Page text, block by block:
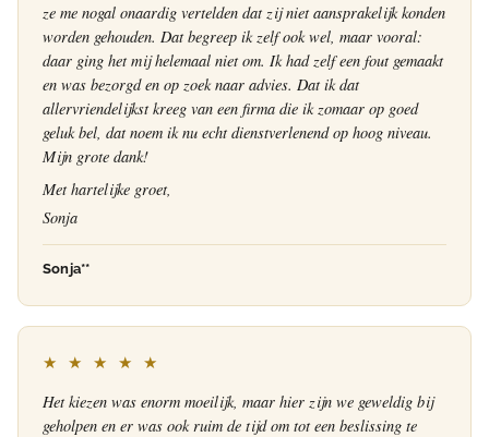
ze me nogal onaardig vertelden dat zij niet aansprakelijk konden
worden gehouden. Dat begreep ik zelf ook wel, maar vooral:
daar ging het mij helemaal niet om. Ik had zelf een fout gemaakt
en was bezorgd en op zoek naar advies. Dat ik dat
allervriendelijkst kreeg van een firma die ik zomaar op goed
geluk bel, dat noem ik nu echt dienstverlenend op hoog niveau.
Mijn grote dank!
Met hartelijke groet,
Sonja
Sonja**
★ ★ ★ ★ ★
Het kiezen was enorm moeilijk, maar hier zijn we geweldig bij
geholpen en er was ook ruim de tijd om tot een beslissing te